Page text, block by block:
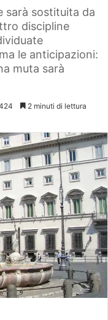
sarà sostituita da
discipline
le anticipazioni:
muta sarà
2 minuti di lettura